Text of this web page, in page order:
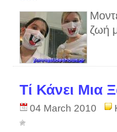
ζωή
Τί Κάνει Μια
04 March 2010